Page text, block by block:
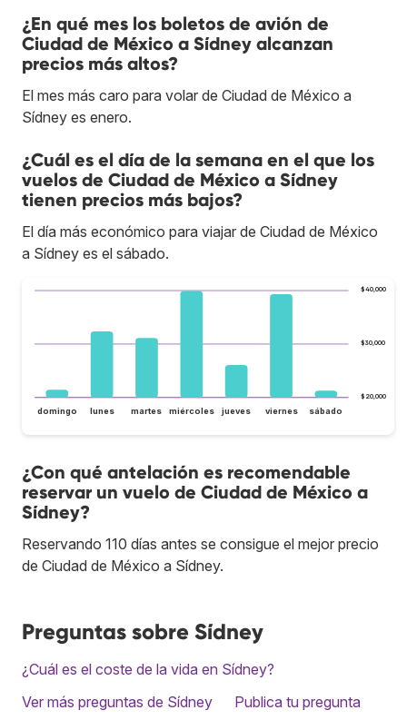
¿En qué mes los boletos de avión de
Ciudad de México a Sídney alcanzan
precios más altos?
El mes más caro para volar de Ciudad de México a
Sídney es enero.
¿Cuál es el día de la semana en el que los
vuelos de Ciudad de México a Sídney
tienen precios más bajos?
El día más económico para viajar de Ciudad de México
a Sídney es el sábado.
$20,000
$30,000
$40,000
domingo lunes martes miércoles jueves viernes sábado
¿Con qué antelación es recomendable
reservar un vuelo de Ciudad de México a
Sídney?
Reservando 110 días antes se consigue el mejor precio
de Ciudad de México a Sídney.
Preguntas sobre Sídney
¿Cuál es el coste de la vida en Sídney?
Ver más preguntas de Sídney
Publica tu pregunta